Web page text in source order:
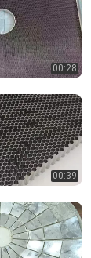
00:28
00:39